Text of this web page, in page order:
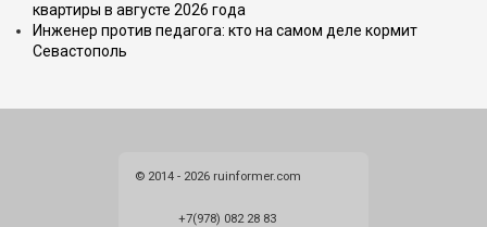
квартиры в августе 2026 года
Инженер против педагога: кто на самом деле кормит
Севастополь
© 2014 - 2026 ruinformer.com
+7(978) 082 28 83